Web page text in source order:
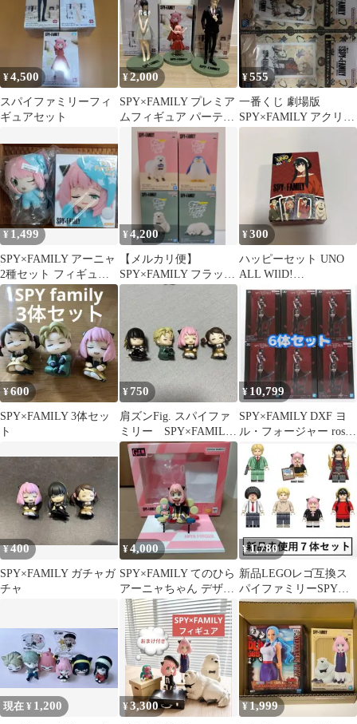
¥4,500
スパイファミリーフィ
ギュアセット
¥2,000
SPY×FAMILY プレミア
ムフィギュア パーティ
3体セット
¥555
一番くじ 劇場版
SPY×FAMILY アクリル
カードチャーム 2点セ
¥ 1,499
SPY×FAMILY アーニャ
2種セット フィギュア
マスコット お着替え
¥4,200
【メルカリ便】
SPY×FAMILY フラッフ
ィーパフィー 4体セッ
¥300
ハッピーセット UNO
ALL WIlD!
SPY×FAMILY ヨル
¥600
SPY×FAMILY 3体セッ
ト
¥750
肩ズンFig. スパイファ
ミリー SPY×FAMILY
コンプリートセット
¥ 10,799
SPY×FAMILY DXF ヨ
ル・フォージャー rose
flower 6個
¥400
SPY×FAMILY ガチャガ
チャ
¥4,000
SPY×FAMILY てのひら
アーニャちゃん デザイ
ナーズチェア
¥1,780
新品LEGOレゴ互換ス
パイファミリーSPY
FAMILYミニフィグ人
形セット
現在 ¥ 1,200 ¥3,300 ¥1,999